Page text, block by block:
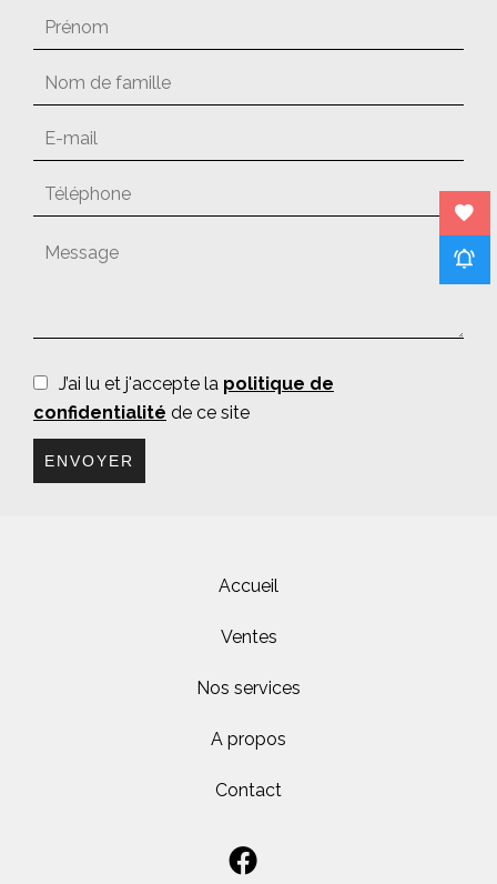
J’ai lu et j'accepte la politique de
confidentialité de ce site
ENVOYER
Accueil
Ventes
Nos services
A propos
Contact